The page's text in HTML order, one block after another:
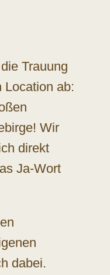
Trauung
Location ab:
Wir
direkt
Ja-Wort
dabei.